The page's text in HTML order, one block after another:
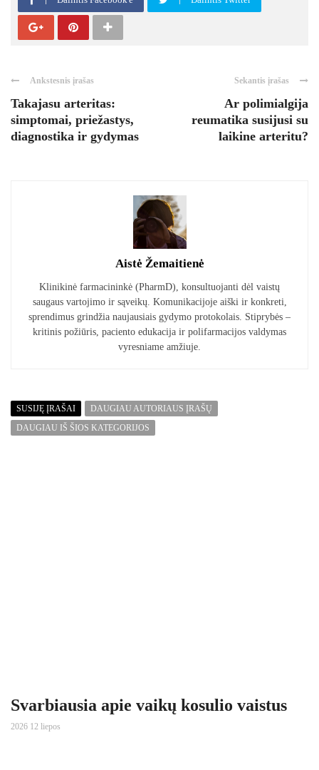
Ankstesnis įrašas
Takajasu arteritas:
simptomai, priežastys,
diagnostika ir gydymas
Sekantis įrašas
Ar polimialgija
reumatika susijusi su
laikine arteritu?
Aistė Žemaitienė
Klinikinė farmacininkė (PharmD), konsultuojanti dėl vaistų
saugaus vartojimo ir sąveikų. Komunikacijoje aiški ir konkreti,
sprendimus grindžia naujausiais gydymo protokolais. Stiprybės –
kritinis požiūris, paciento edukacija ir polifarmacijos valdymas
vyresniame amžiuje.
SUSIJĘ ĮRAŠAI
DAUGIAU AUTORIAUS ĮRAŠŲ
DAUGIAU IŠ ŠIOS KATEGORIJOS
Svarbiausia apie vaikų kosulio vaistus
2026 12 liepos